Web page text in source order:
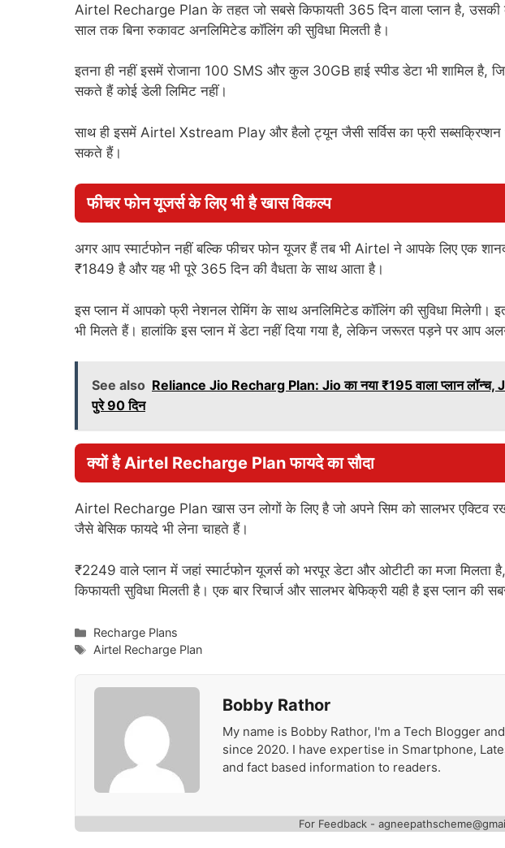
Airtel Recharge Plan के तहत जो सबसे किफायती 365 दिन वाला प्लान है,
साल तक बिना रुकावट अनलिमिटेड कॉलिंग की सुविधा मिलती है।
इतना ही नहीं इसमें रोजाना 100 SMS और कुल 30GB हाई स्पीड डेटा भी शामिल है,
सकते हैं कोई डेली लिमिट नहीं।
साथ ही इसमें Airtel Xstream Play और हैलो ट्यून जैसी सर्विस का फ्री
सकते हैं।
फीचर फोन यूजर्स के लिए भी है खास विकल्प
अगर आप स्मार्टफोन नहीं बल्कि फीचर फोन यूजर हैं तब भी Airtel ने आपके लिए एक
₹1849 है और यह भी पूरे 365 दिन की वैधता के साथ आता है।
इस प्लान में आपको फ्री नेशनल रोमिंग के साथ अनलिमिटेड कॉलिंग की सुविधा मिलेगी।
भी मिलते हैं। हालांकि इस प्लान में डेटा नहीं दिया गया है, लेकिन जरूरत पड़ने पर
See also Reliance Jio Recharg Plan: Jio का नया ₹195 वाला प्लान लॉन्च,
पुरे 90 दिन
क्यों है Airtel Recharge Plan फायदे का सौदा
Airtel Recharge Plan खास उन लोगों के लिए है जो अपने सिम को सालभर एक्टिव
जैसे बेसिक फायदे भी लेना चाहते हैं।
₹2249 वाले प्लान में जहां स्मार्टफोन यूजर्स को भरपूर डेटा और ओटीटी का मजा मिलता
किफायती सुविधा मिलती है। एक बार रिचार्ज और सालभर बेफिक्री यही है इस प्लान की
Categories
Recharge Plans
Tags
Airtel Recharge Plan
Bobby Rathor
My name is Bobby Rathor, I'm a Tech Blogger
since 2020. I have expertise in Smartphone,
and fact based information to readers.
For Feedback -